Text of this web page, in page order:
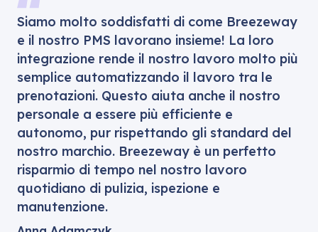
Siamo molto soddisfatti di come Breezeway
e il nostro PMS lavorano insieme! La loro
integrazione rende il nostro lavoro molto più
semplice automatizzando il lavoro tra le
prenotazioni. Questo aiuta anche il nostro
personale a essere più efficiente e
autonomo, pur rispettando gli standard del
nostro marchio. Breezeway è un perfetto
risparmio di tempo nel nostro lavoro
quotidiano di pulizia, ispezione e
manutenzione.